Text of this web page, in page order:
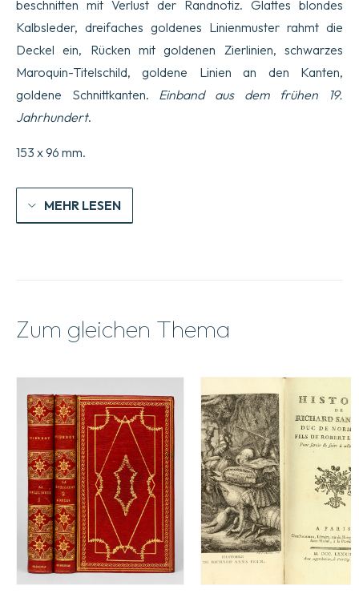
désespéré.
Menge
beschnitten mit Verlust der Randnotiz. Glattes blondes
Kalbsleder, dreifaches goldenes Linienmuster rahmt die
Deckel ein, Rücken mit goldenen Zierlinien, schwarzes
Maroquin-Titelschild, goldene Linien an den Kanten,
goldene Schnittkanten. Einband aus dem frühen 19.
Jahrhundert.
153 x 96 mm.
MEHR LESEN
Zum gleichen Thema